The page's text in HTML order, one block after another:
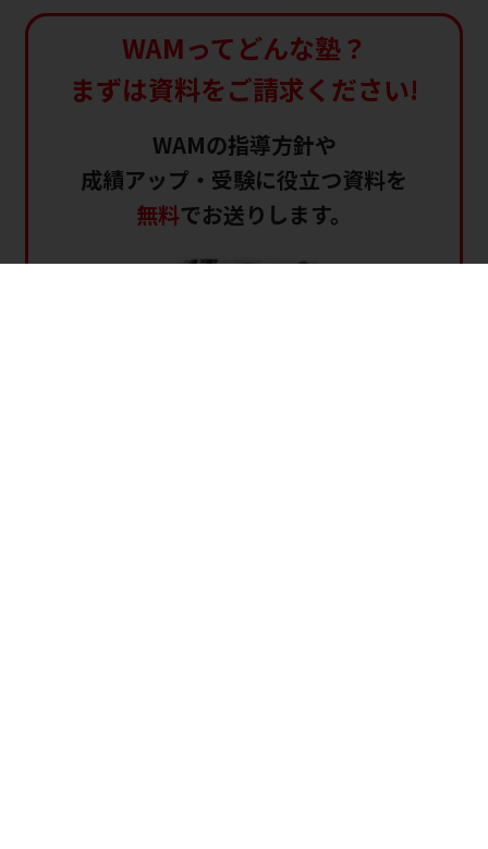
WAMってどんな塾？
まずは資料をご請求ください!
WAMの指導方針や
成績アップ・受験に役立つ資料を
無料でお送りします。